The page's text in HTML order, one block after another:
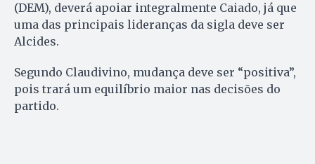
(DEM), deverá apoiar integralmente Caiado, já que
uma das principais lideranças da sigla deve ser
Alcides.
Segundo Claudivino, mudança deve ser “positiva”,
pois trará um equilíbrio maior nas decisões do
partido.